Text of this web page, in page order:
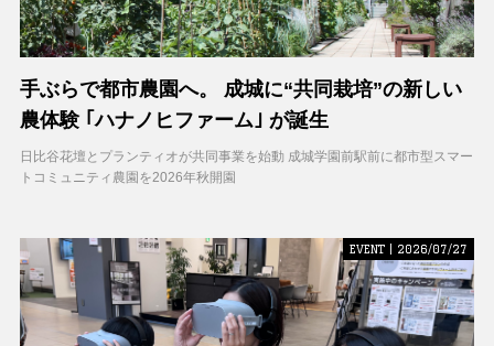
手ぶらで都市農園へ。 成城に“共同栽培”の新しい
農体験 ｢ハナノヒファーム｣ が誕生
日比谷花壇とプランティオが共同事業を始動 成城学園前駅前に都市型スマー
トコミュニティ農園を2026年秋開園
EVENT | 2026/07/27